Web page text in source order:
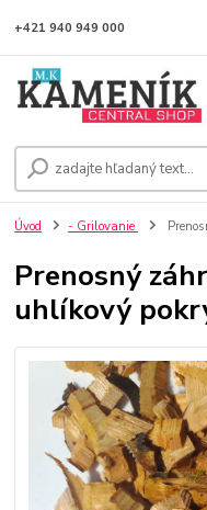
+421 940 949 000
Úvod - Grilovanie
Prenosný
uhlíkový